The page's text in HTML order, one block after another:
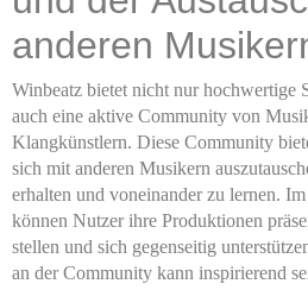
anderen
Winbeatz bietet nicht nur hochwertige
auch eine aktive Community von
Klangkünstlern. Diese Community
sich mit anderen Musikern
erhalten und voneinander zu lernen.
können Nutzer ihre Produktionen
stellen und sich gegenseitig
an der Community kann inspirierend